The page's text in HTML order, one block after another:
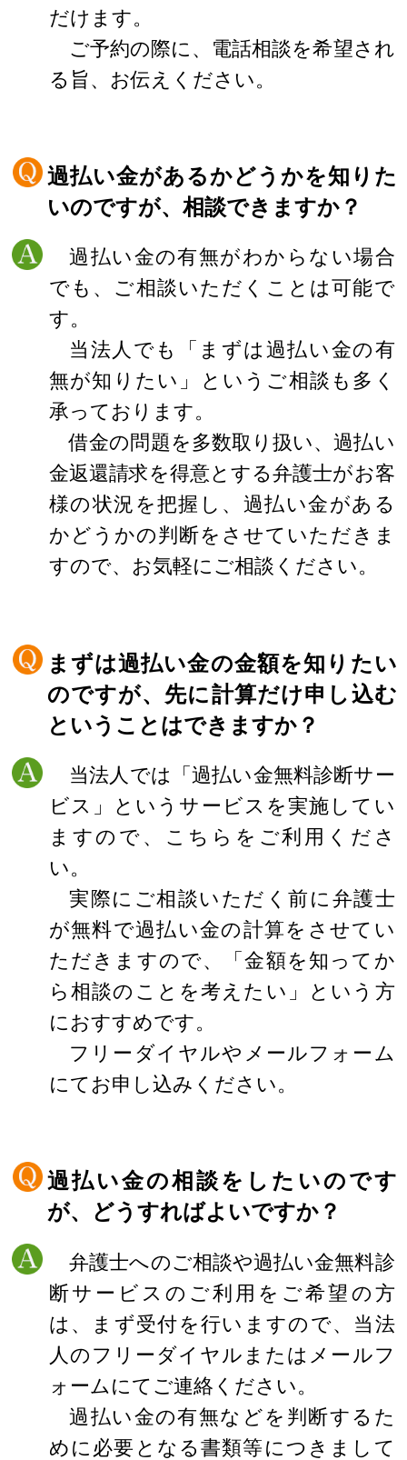
だけます。
ご予約の際に、電話相談を希望され
る旨、お伝えください。
過払い金があるかどうかを知りた
いのですが、相談できますか？
過払い金の有無がわからない場合
でも、ご相談いただくことは可能で
す。
当法人でも「まずは過払い金の有
無が知りたい」というご相談も多く
承っております。
借金の問題を多数取り扱い、過払い
金返還請求を得意とする弁護士がお客
様の状況を把握し、過払い金がある
かどうかの判断をさせていただきま
すので、お気軽にご相談ください。
まずは過払い金の金額を知りたい
のですが、先に計算だけ申し込む
ということはできますか？
当法人では「過払い金無料診断サー
ビス」というサービスを実施してい
ますので、こちらをご利用くださ
い。
実際にご相談いただく前に弁護士
が無料で過払い金の計算をさせてい
ただきますので、「金額を知ってか
ら相談のことを考えたい」という方
におすすめです。
フリーダイヤルやメールフォーム
にてお申し込みください。
過払い金の相談をしたいのです
が、どうすればよいですか？
弁護士へのご相談や過払い金無料診
断サービスのご利用をご希望の方
は、まず受付を行いますので、当法
人のフリーダイヤルまたはメールフ
ォームにてご連絡ください。
過払い金の有無などを判断するた
めに必要となる書類等につきまして